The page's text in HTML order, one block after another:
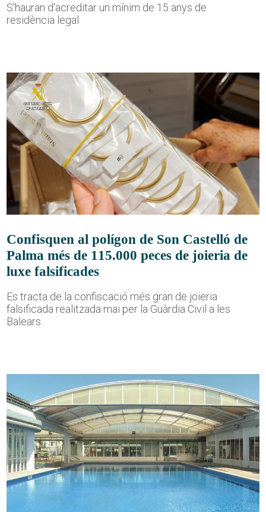
S'hauran d'acreditar un mínim de 15 anys de
residència legal
Confisquen al polígon de Son Castelló de
Palma més de 115.000 peces de joieria de
luxe falsificades
Es tracta de la confiscació més gran de joieria
falsificada realitzada mai per la Guàrdia Civil a les
Balears